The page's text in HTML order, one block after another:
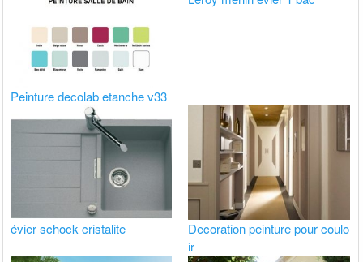
Peinture decolab etanche v33
évier schock cristalite
Decoration peinture pour coulo
ir